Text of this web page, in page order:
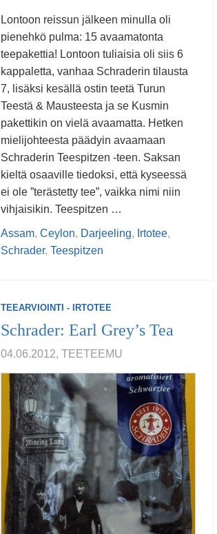
Lontoon reissun jälkeen minulla oli
pienehkö pulma: 15 avaamatonta
teepakettia! Lontoon tuliaisia oli siis 6
kappaletta, vanhaa Schraderin tilausta
7, lisäksi kesällä ostin teetä Turun
Teestä & Mausteesta ja se Kusmin
pakettikin on vielä avaamatta. Hetken
mielijohteesta päädyin avaamaan
Schraderin Teespitzen -teen. Saksan
kieltä osaaville tiedoksi, että kyseessä
ei ole ”terästetty tee”, vaikka nimi niin
vihjaisikin. Teespitzen …
Assam, Ceylon, Darjeeling, Irtotee,
Schrader, Teespitzen
TEEARVIOINTI - IRTOTEE
Schrader: Earl Grey’s Tea
04.06.2012, TEETEEMU